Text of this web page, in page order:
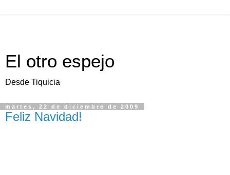
El otro espejo
Desde Tiquicia
martes, 22 de diciembre de 2009
Feliz Navidad!